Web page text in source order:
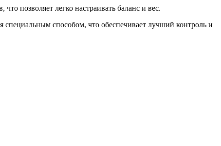
позволяет легко настраивать баланс и вес.
специальным способом, что обеспечивает лучший контроль и